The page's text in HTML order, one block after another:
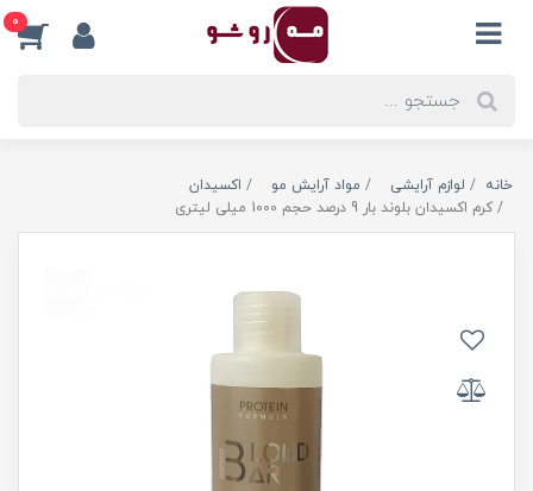
0
خانه لوازم آرایشی مواد آرایش مو
اکسیدان
کرم اکسیدان بلوند بار 9 درصد حجم 1000 میلی لیتری